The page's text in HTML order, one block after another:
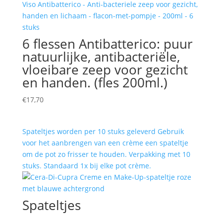
6 flessen Antibatterico: puur
natuurlijke, antibacteriële,
vloeibare zeep voor gezicht
en handen. (fles 200ml.)
€17,70
Spateltjes worden per 10 stuks geleverd Gebruik
voor het aanbrengen van een crème een spateltje
om de pot zo frisser te houden. Verpakking met 10
stuks. Standaard 1x bij elke pot crème.
Spateltjes